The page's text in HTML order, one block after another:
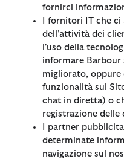
fornirci
I fornitori IT che
dell'attività dei
l'uso della
informare Barbour
migliorato, oppure
funzionalità sul
chat in diretta) o
registrazione
I partner
determinate
navigazione sul